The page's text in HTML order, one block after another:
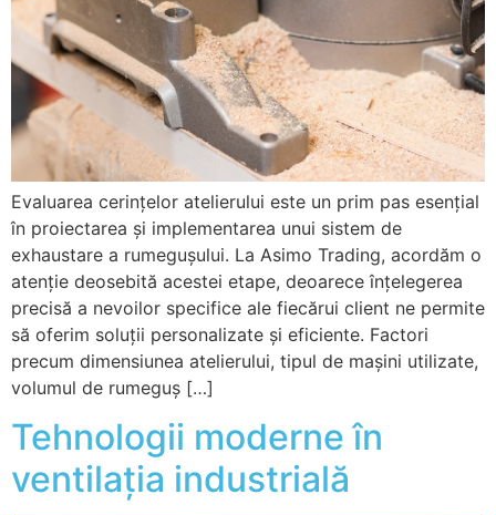
Evaluarea cerințelor atelierului este un prim pas esențial
în proiectarea și implementarea unui sistem de
exhaustare a rumegușului. La Asimo Trading, acordăm o
atenție deosebită acestei etape, deoarece înțelegerea
precisă a nevoilor specifice ale fiecărui client ne permite
să oferim soluții personalizate și eficiente. Factori
precum dimensiunea atelierului, tipul de mașini utilizate,
volumul de rumeguș […]
Tehnologii moderne în
ventilația industrială